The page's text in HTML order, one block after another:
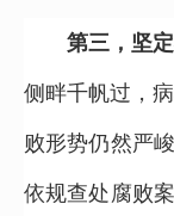
第三，坚
侧畔千帆过，
败形势仍然严
依规查处腐败